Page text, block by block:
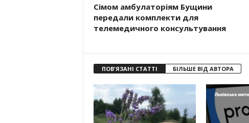
Сімом амбулаторіям Бущини
передали комплекти для
телемедичного консультування
ПОВ'ЯЗАНІ СТАТТІ БІЛЬШЕ ВІД АВТОРА